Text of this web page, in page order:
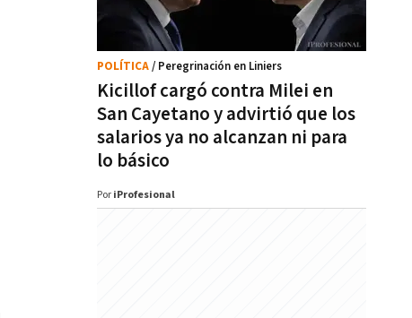
Kicillof cargó contra Milei en
San Cayetano y advirtió que los
salarios ya no alcanzan ni para
lo básico
POLÍTICA/ Peregrinación en Liniers
Por iProfesional